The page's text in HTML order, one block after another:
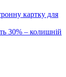
картку для
30% – колишній